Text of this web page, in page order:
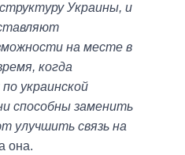
Украины, и
на месте в
когда
украинской
способны заменить
улучшить связь на
она.